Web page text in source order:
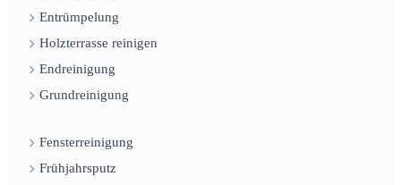
Entrümpelung
Holzterrasse reinigen
Endreinigung
Grundreinigung
Fensterreinigung
Frühjahrsputz